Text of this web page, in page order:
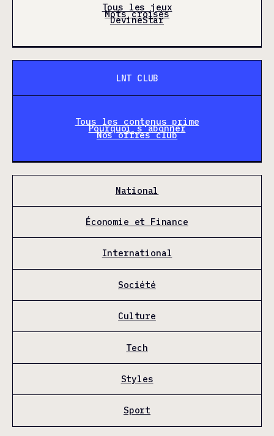
Tous les jeux
Mots croisés
DevineStar
LNT CLUB
Tous les contenus prime
Pourquoi s'abonner
Nos offres club
National
Économie et Finance
International
Société
Culture
Tech
Styles
Sport